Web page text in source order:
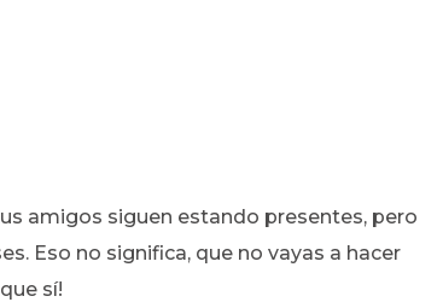
amigos siguen estando presentes, pero
Eso no significa, que no vayas a hacer
sí!